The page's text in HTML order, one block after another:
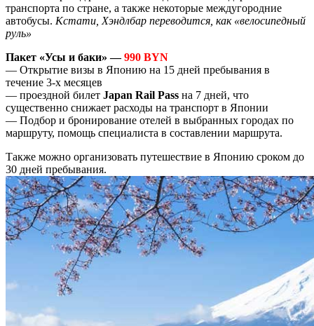
транспорта по стране, а также некоторые междугородние
автобусы. Кстати, Хэндлбар переводится, как «велосипедный
руль»
Пакет «Усы и баки» —990 BYN
— Открытие визы в Японию на 15 дней пребывания в
течение 3-х месяцев
— проездной билет Japan Rail Pass на 7 дней, что
существенно снижает расходы на транспорт в Японии
— Подбор и бронирование отелей в выбранных городах по
маршруту, помощь специалиста в составлении маршрута.
Также можно организовать путешествие в Японию сроком до
30 дней пребывания.